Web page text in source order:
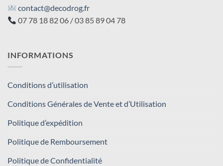
contact@decodrog.fr
07 78 18 82 06 / 03 85 89 04 78
INFORMATIONS
Conditions d’utilisation
Conditions Générales de Vente et d’Utilisation
Politique d’expédition
Politique de Remboursement
Politique de Confidentialité